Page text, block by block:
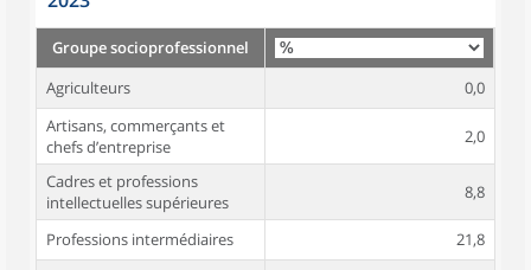
Groupe socioprofessionnel
Agriculteurs
0,0
Artisans, commerçants et
chefs d’entreprise
2,0
Cadres et professions
intellectuelles supérieures
8,8
Professions intermédiaires
21,8